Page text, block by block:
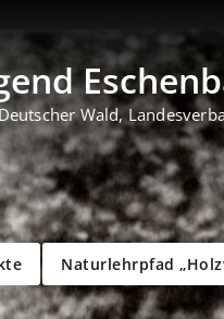
Wald,
Naturlehrpfad